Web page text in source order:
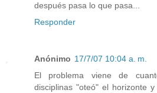
después pasa lo que pasa...
Responder
Anónimo 17/7/07 10:04 a. m.
El problema viene de
disciplinas "oteó" el horizonte